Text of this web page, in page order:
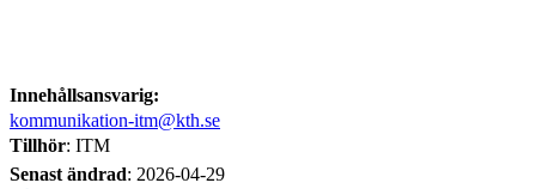
Innehållsansvarig:
kommunikation-itm@kth.se
Tillhör: ITM
Senast ändrad: 2026-04-29